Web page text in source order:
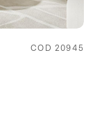
COD 20945